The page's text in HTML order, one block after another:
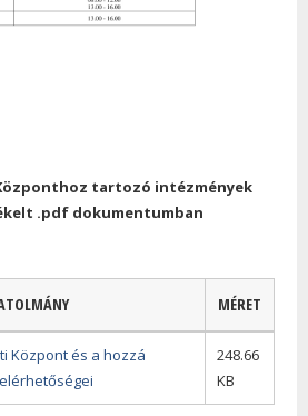
tartozó intézmények
.pdf dokumentumban
MÉRET
Központ és a hozzá
248.66
KB